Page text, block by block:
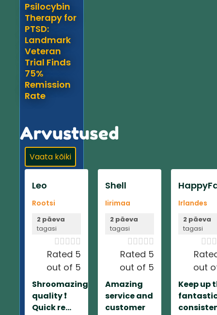
Psilocybin
Therapy for
PTSD:
Landmark
Veteran
Trial Finds
75%
Remission
Rate
Arvustused
Vaata kõiki
Leo
Rootsi
2 päeva
tagasi

Rated 5
out of 5
Shroomazing
quality ❗️
Quick re...
Shell
Iirimaa
2 päeva
tagasi

Rated 5
out of 5
Amazing
service and
customer
Irlandes
2 päeva
tagasi

out
Keep up